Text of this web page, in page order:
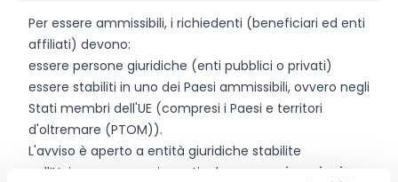
Per essere ammissibili, i richiedenti (beneficiari ed enti
affiliati) devono:
essere persone giuridiche (enti pubblici o privati)
essere stabiliti in uno dei Paesi ammissibili, ovvero negli
Stati membri dell'UE (compresi i Paesi e territori
d'oltremare (PTOM)).
L'avviso è aperto a entità giuridiche stabilite
nell’Unione europea, in particolare:
organizzazioni